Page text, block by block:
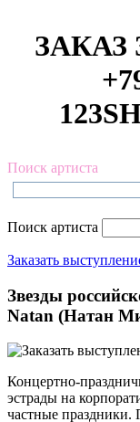
ЗАКАЗ
Поиск артиста
Поиск артиста
Заказать
Звезды
Natan (Натан
Концертно-
эстрады на
частные праздники.